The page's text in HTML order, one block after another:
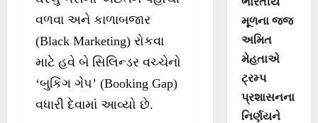
વળવા અને કાળાબજાર
(Black Marketing) રોકવા
માટે હવે બે સિલિન્ડર વચ્ચેનો
‘બુકિંગ ગેપ’ (Booking Gap)
વધારી દેવામાં આવ્યો છે.
મૂળના જજ
અમિત
મેહતાએ
ટ્રમ્પ
પ્રશાસનના
નિર્ણયને